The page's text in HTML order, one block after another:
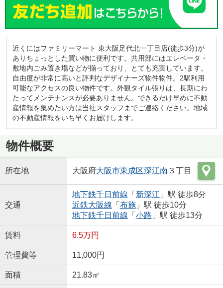
近くにはファミリーマート 東大阪足代北一丁目店(徒歩3分)が
ありちょっとした買い物に便利です。共用部にはエレベータ・
敷地内ごみ置き場などが揃っており、とても充実しています。
自由度が非常に高いと評判なデザイナーズ物件物件。2駅利用
可能なアクセスの良い物件です。外観タイル張りは、長期にわ
たってメンテナンスが必要ありません。できるだけ早めに不動
産情報を集めたい方は当社スタッフまでご連絡ください。地域
の不動産情報をいち早くお届けします。
物件概要
所在地 大阪府大阪市東成区深江南３丁目
交通
地下鉄千日前線 「 新深江 」駅 徒歩8分
近鉄大阪線 「 布施」駅 徒歩10分
地下鉄千日前線 「 小路 」駅 徒歩13分
賃料 6.5万円
管理費等 11,000円
面積 21.83㎡